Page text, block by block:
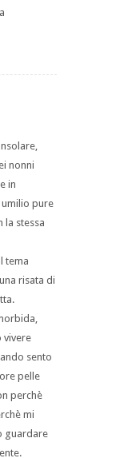
nonni
in
pure
la stessa
tema
risata di
vivere
sento
pelle
perchè
mi
guardare